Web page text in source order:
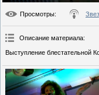
Просмотры:
Описание материала:
Выступление блестательной